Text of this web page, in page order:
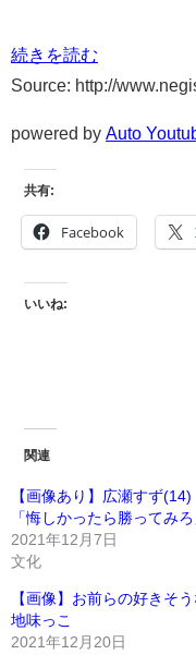
続きを読む
Source: http://
powered by Auto
共有:
Facebook
いいね:
関連
【画像あり】広瀬すず(14)
「悔しかったら勝ってみろ
2021年12月7日
文化
【画像】お前らの好きそう
地味っこ
2021年12月20日